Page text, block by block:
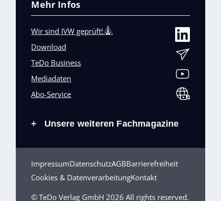
Mehr Infos
Wir sind IVW geprüft!
Download
TeDo Business
Mediadaten
Abo-Service
+ Unsere weiteren Fachmagazine
ImpressumDatenschutzAGBBarrierefreiheit
Cookies & DatenverarbeitungKontakt
© TeDo Verlag GmbH 2026 All rights reserved.